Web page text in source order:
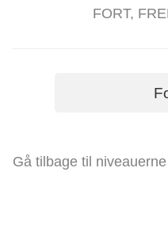
FORT,
Gå tilbage til